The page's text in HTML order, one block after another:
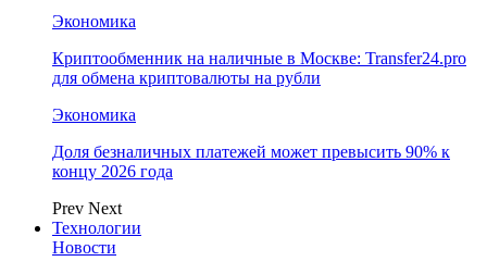
Экономика
Криптообменник на наличные в Москве: Transfer24.pro
для обмена криптовалюты на рубли
Экономика
Доля безналичных платежей может превысить 90% к
концу 2026 года
Prev Next
Технологии
Новости